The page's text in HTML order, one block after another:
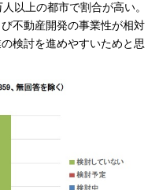
以上の都市で割合が高い。
不動産開発の事業性が相対
検討を進めやすいためと思